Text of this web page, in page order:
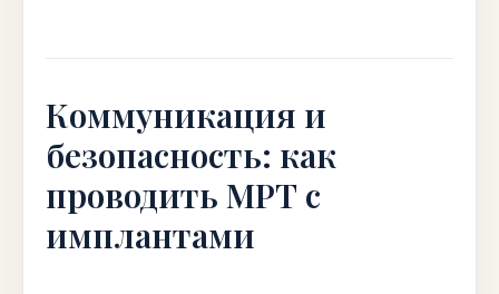
Коммуникация и
безопасность: как
проводить МРТ с
имплантами